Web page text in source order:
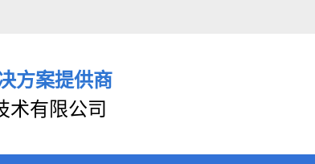
方案提供商
术有限公司